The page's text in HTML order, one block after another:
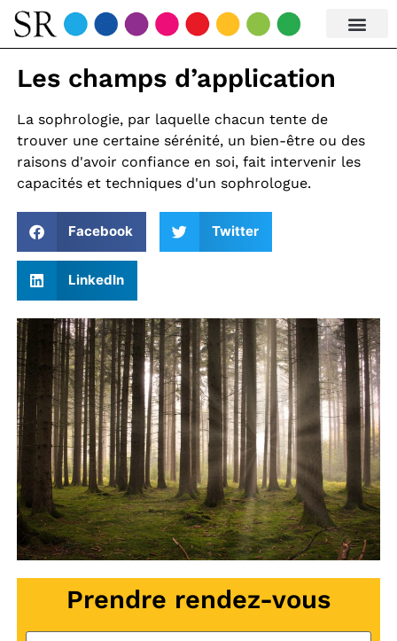
Les champs d’application
La sophrologie, par laquelle chacun tente de
trouver une certaine sérénité, un bien-être ou des
raisons d'avoir confiance en soi, fait intervenir les
capacités et techniques d'un sophrologue.
Facebook Twitter
LinkedIn
Prendre rendez-vous